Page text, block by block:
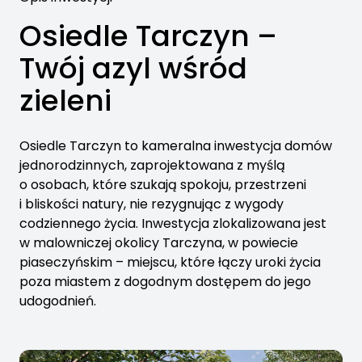
Osiedle Tarczyn –
Twój azyl wśród
zieleni
Osiedle Tarczyn to kameralna inwestycja domów
jednorodzinnych, zaprojektowana z myślą
o osobach, które szukają spokoju, przestrzeni
i bliskości natury, nie rezygnując z wygody
codziennego życia. Inwestycja zlokalizowana jest
w malowniczej okolicy Tarczyna, w powiecie
piaseczyńskim – miejscu, które łączy uroki życia
poza miastem z dogodnym dostępem do jego
udogodnień.